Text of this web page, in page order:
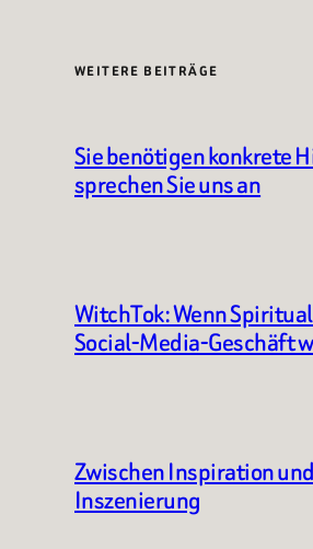
WEITERE BEITRÄGE
Sie benötigen konkrete
sprechen Sie uns an
WitchTok: Wenn
Social-Media-Geschäft
Zwischen Inspiration und
Inszenierung